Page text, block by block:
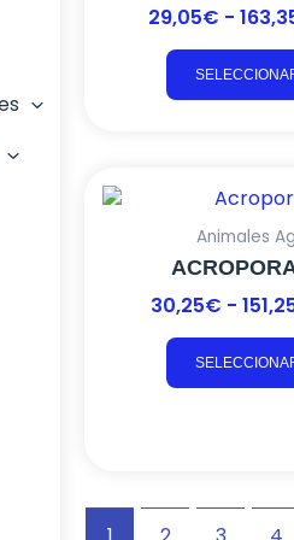
29,05€ -
Animales
30,25€ -